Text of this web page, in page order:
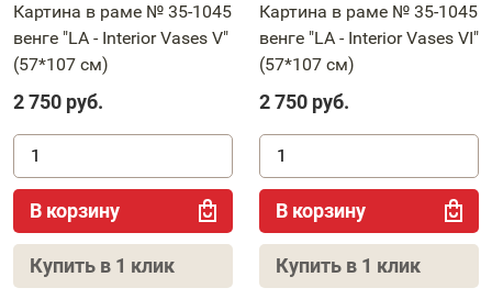
Картина в раме № 35-1045
венге "LA - Interior Vases V"
(57*107 см)
2 750 руб.
В корзину
Купить в 1 клик
Картина в раме № 35-1045
венге "LA - Interior Vases VI"
(57*107 см)
2 750 руб.
В корзину
Купить в 1 клик